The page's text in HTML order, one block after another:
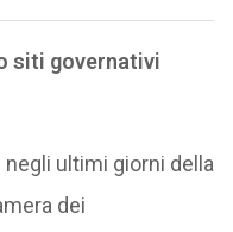
siti governativi
ultimi giorni della
dei